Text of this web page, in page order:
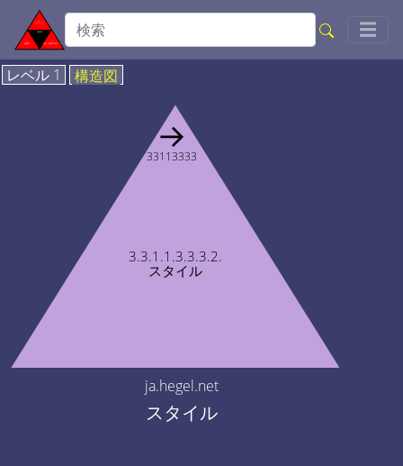
☰
レベル 1 構造図
3.3.1.1.3.3.3.2.
スタイル
→
33113333
ja.hegel.net
スタイル